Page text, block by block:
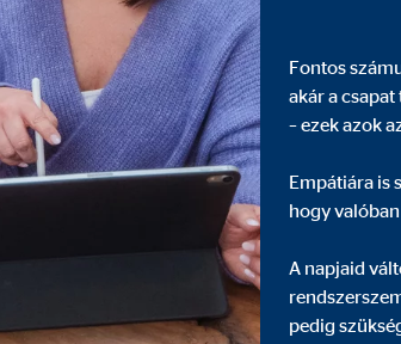
Fontos
akár a
– ezek azok
Empátiára is
hogy
A napjaid
pedig
A/S